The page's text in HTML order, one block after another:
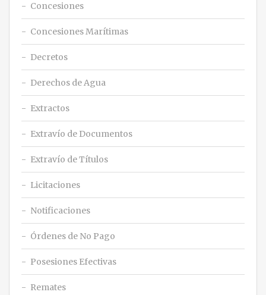
Concesiones
Concesiones Marítimas
Decretos
Derechos de Agua
Extractos
Extravío de Documentos
Extravío de Títulos
Licitaciones
Notificaciones
Órdenes de No Pago
Posesiones Efectivas
Remates